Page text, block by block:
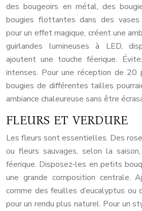
des bougeoirs en métal, des
bougies flottantes dans des
pour un effet magique, créent une
guirlandes lumineuses à LED,
ajoutent une touche féerique.
intenses. Pour une réception de 20
bougies de différentes tailles
ambiance chaleureuse sans être
FLEURS ET VERDURE
Les fleurs sont essentielles. Des
ou fleurs sauvages, selon la
féerique. Disposez-les en petits
une grande composition centrale.
comme des feuilles d’eucalyptus ou
pour un rendu plus naturel. Pour un